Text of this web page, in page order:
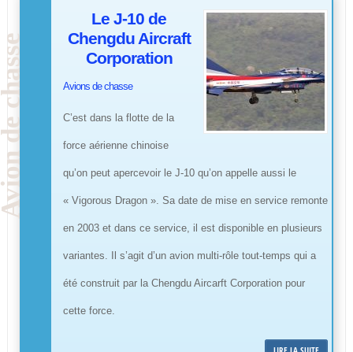
Le J-10 de
Chengdu Aircraft
Corporation
Avions de chasse
C’est dans la flotte de la
force aérienne chinoise
qu’on peut apercevoir le J-10 qu’on appelle aussi le
« Vigorous Dragon ». Sa date de mise en service remonte
en 2003 et dans ce service, il est disponible en plusieurs
variantes. Il s’agit d’un avion multi-rôle tout-temps qui a
été construit par la Chengdu Aircarft Corporation pour
cette force.